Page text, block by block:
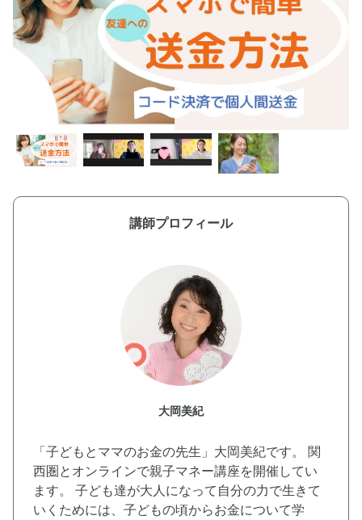
講師プロフィール
大岡美紀
「子どもとママのお金の先生」大岡美紀です。 関
西圏とオンラインで親子マネー講座を開催してい
ます。 子ども達が大人になって自分の力で生きて
いくためには、子どもの頃からお金について学